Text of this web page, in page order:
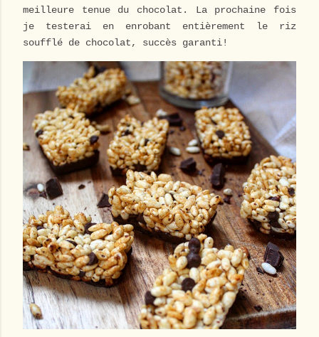
meilleure tenue du chocolat. La prochaine fois
je testerai en enrobant entièrement le riz
soufflé de chocolat, succès garanti!